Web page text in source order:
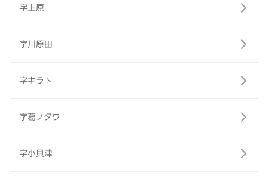
字上原
字川原田
字キラゝ
字葛ノタワ
字小貝津